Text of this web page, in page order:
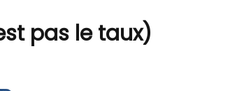
pas le taux)